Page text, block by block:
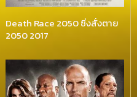
Death Race 2050 ซิ่งสั่งตาย
2050 2017